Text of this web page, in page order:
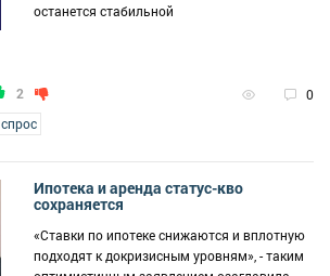
останется стабильной
2 0
спрос
Ипотека и аренда статус-кво
сохраняется
«Ставки по ипотеке снижаются и вплотную
подходят к докризисным уровням», - таким